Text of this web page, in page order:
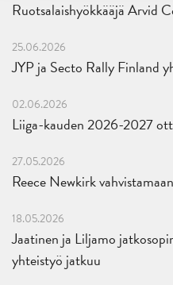
Ruotsalaishyökkääjä Arvid
25.06.2026
JYP ja Secto Rally Finland
02.06.2026
Liiga-kauden 2026-2027
27.05.2026
Reece Newkirk
18.05.2026
Jaatinen ja Liljamo
yhteistyö jatkuu